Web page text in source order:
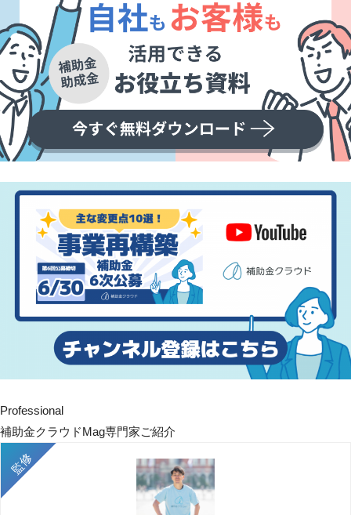
Professional
補助金クラウドMag専門家ご紹介